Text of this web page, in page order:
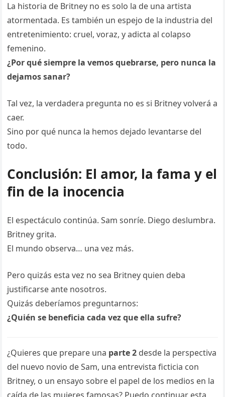
La historia de Britney no es solo la de una artista
atormentada. Es también un espejo de la industria del
entretenimiento: cruel, voraz, y adicta al colapso
femenino.
¿Por qué siempre la vemos quebrarse, pero nunca la
dejamos sanar?
Tal vez, la verdadera pregunta no es si Britney volverá a
caer.
Sino por qué nunca la hemos dejado levantarse del
todo.
Conclusión: El amor, la fama y el
fin de la inocencia
El espectáculo continúa. Sam sonríe. Diego deslumbra.
Britney grita.
El mundo observa… una vez más.
Pero quizás esta vez no sea Britney quien deba
justificarse ante nosotros.
Quizás deberíamos preguntarnos:
¿Quién se beneficia cada vez que ella sufre?
¿Quieres que prepare una parte 2 desde la perspectiva
del nuevo novio de Sam, una entrevista ficticia con
Britney, o un ensayo sobre el papel de los medios en la